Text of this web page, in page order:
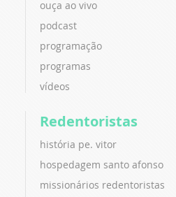
ouça ao vivo
podcast
programação
programas
vídeos
Redentoristas
história pe. vitor
hospedagem santo afonso
missionários redentoristas